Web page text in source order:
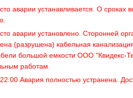
аварии устанавливается. О сроках
аварии установлено. Сторонней
(разрушена) кабельная
большой емкости ООО "Квидекс-
работам.
Авария полностью устранена.